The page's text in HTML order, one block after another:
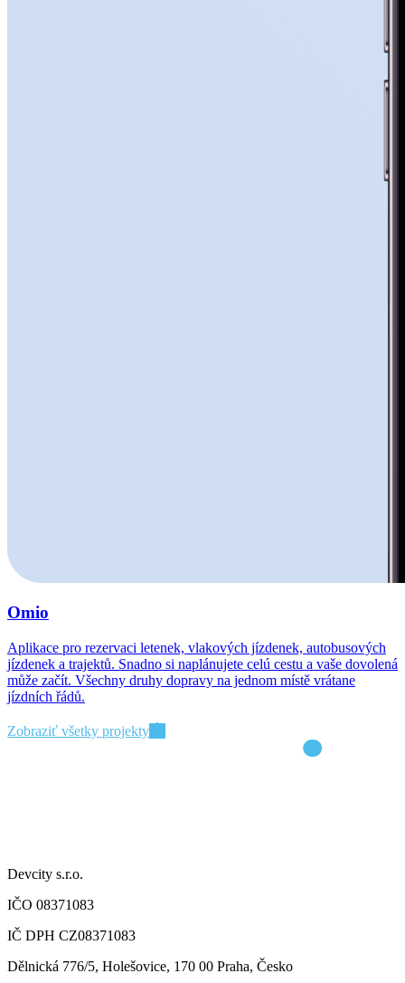
Omio
Aplikace pro rezervaci letenek, vlakových jízdenek, autobusových
jízdenek a trajektů. Snadno si naplánujete celú cestu a vaše dovolená
může začít. Všechny druhy dopravy na jednom místě vrátane
jízdních řádů.
Zobraziť všetky projekty
Devcity s.r.o.
IČO 08371083
IČ DPH CZ08371083
Dělnická 776/5, Holešovice, 170 00 Praha, Česko